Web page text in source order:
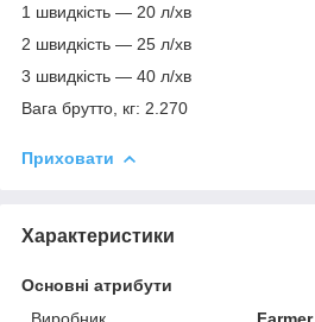
1 швидкість — 20 л/хв
2 швидкість — 25 л/хв
3 швидкість — 40 л/хв
Вага брутто, кг: 2.270
Приховати
Характеристики
Основні атрибути
Виробник
Farmer